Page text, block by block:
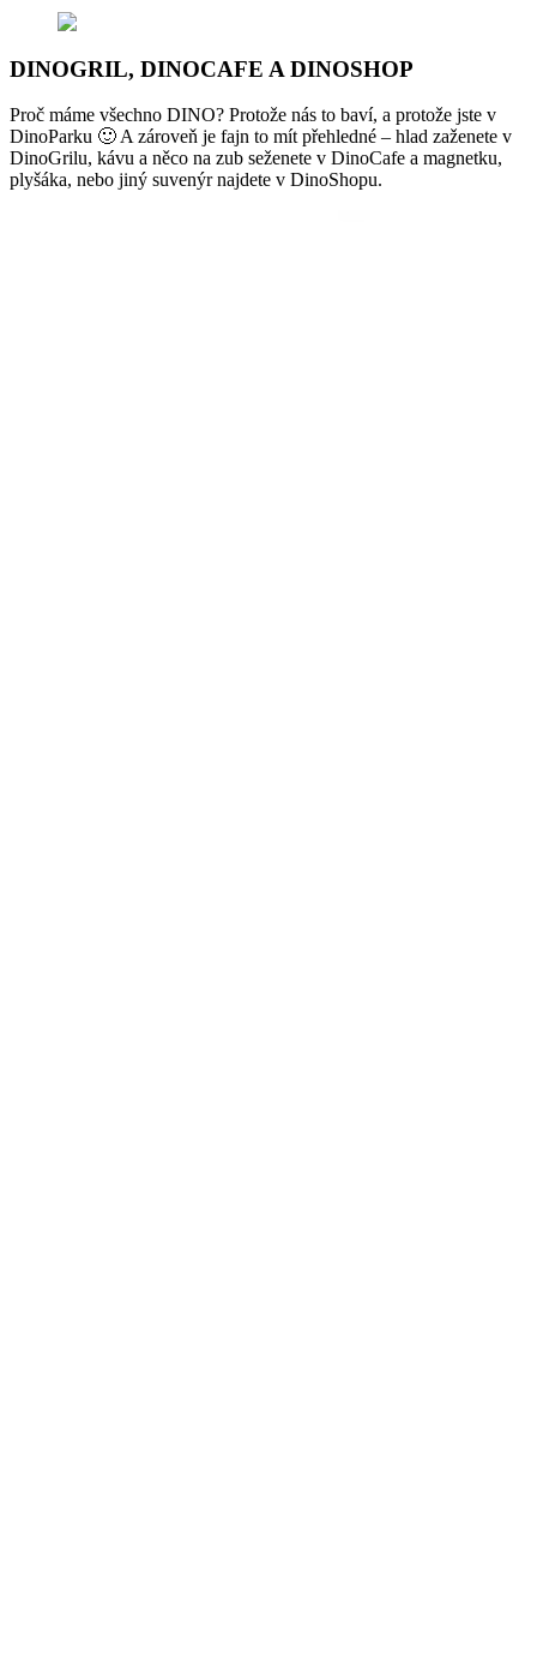
DINOGRIL, DINOCAFE A DINOSHOP
Proč máme všechno DINO? Protože nás to baví, a protože jste v
DinoParku 🙂 A zároveň je fajn to mít přehledné – hlad zaženete v
DinoGrilu, kávu a něco na zub seženete v DinoCafe a magnetku,
plyšáka, nebo jiný suvenýr najdete v DinoShopu.